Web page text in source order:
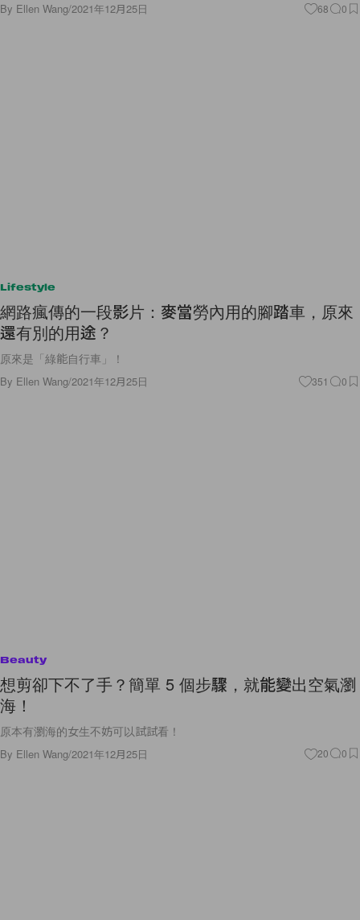
By Ellen Wang/2021年12月25日 68 0
Lifestyle
網路瘋傳的一段影片：麥當勞內用的腳踏車，原來
還有別的用途？
原來是「綠能自行車」！
By Ellen Wang/2021年12月25日 351 0
Beauty
想剪卻下不了手？簡單 5 個步驟，就能變出空氣瀏
海！
原本有瀏海的女生不妨可以試試看！
By Ellen Wang/2021年12月25日 20 0